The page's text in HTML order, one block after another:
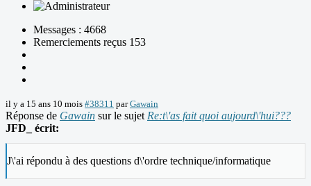
Messages : 4668
Remerciements reçus 153
il y a 15 ans 10 mois #38311 parGawain
Réponse de Gawain sur le sujet Re:t\'as fait quoi aujourd\'hui???
JFD_ écrit:
J\'ai répondu à des questions d\'ordre technique/informatique